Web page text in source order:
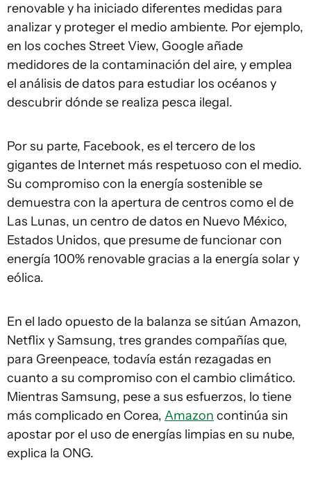
renovable y ha iniciado diferentes medidas para
analizar y proteger el medio ambiente. Por ejemplo,
en los coches Street View, Google añade
medidores de la contaminación del aire, y emplea
el análisis de datos para estudiar los océanos y
descubrir dónde se realiza pesca ilegal.
Por su parte, Facebook, es el tercero de los
gigantes de Internet más respetuoso con el medio.
Su compromiso con la energía sostenible se
demuestra con la apertura de centros como el de
Las Lunas, un centro de datos en Nuevo México,
Estados Unidos, que presume de funcionar con
energía 100% renovable gracias a la energía solar y
eólica.
En el lado opuesto de la balanza se sitúan Amazon,
Netflix y Samsung, tres grandes compañías que,
para Greenpeace, todavía están rezagadas en
cuanto a su compromiso con el cambio climático.
Mientras Samsung, pese a sus esfuerzos, lo tiene
más complicado en Corea, Amazon continúa sin
apostar por el uso de energías limpias en su nube,
explica la ONG.